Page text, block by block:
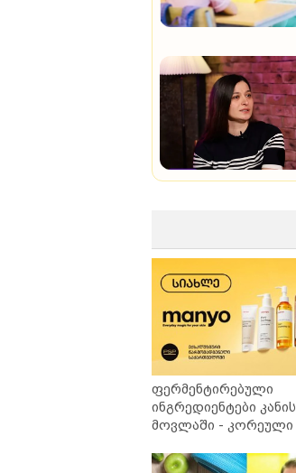
ფერმენტირებული
ინგრედიენტები კანის
მოვლაში - კორეული
საქართველოშია